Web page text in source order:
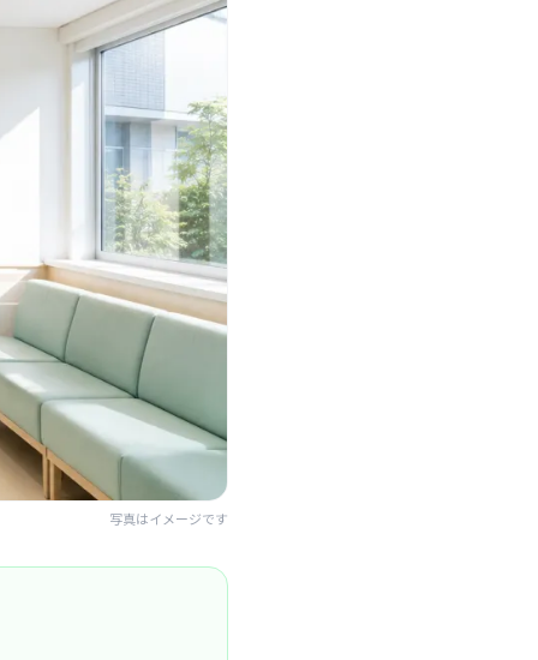
写真はイメージです